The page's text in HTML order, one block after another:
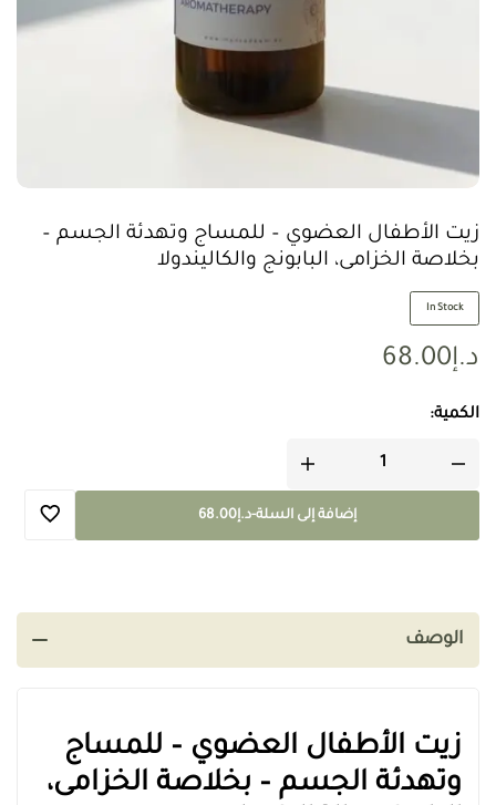
زيت الأطفال العضوي – للمساج وتهدئة الجسم –
بخلاصة الخزامى، البابونج والكاليندولا
In Stock
د.إ68.00
الكمية:
إضافة إلى السلة-د.إ68.00
الوصف
زيت الأطفال العضوي – للمساج
وتهدئة الجسم – بخلاصة الخزامى،